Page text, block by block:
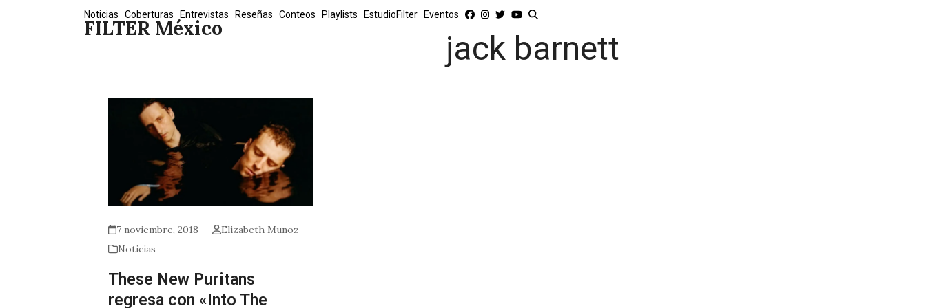
FILTER México
Noticias Coberturas Entrevistas Reseñas Conteos Playlists EstudioFilter Eventos
jack barnett
7 noviembre, 2018
Elizabeth Munoz
Noticias
These New Puritans
regresa con «Into The